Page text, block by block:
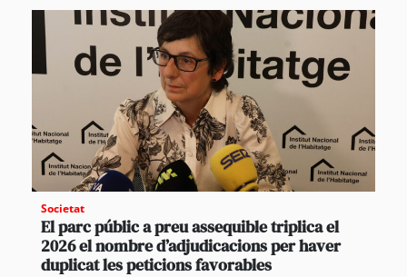
Societat
El parc públic a preu assequible triplica el
2026 el nombre d’adjudicacions per haver
duplicat les peticions favorables